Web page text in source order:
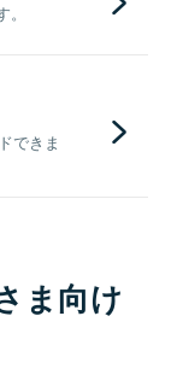
できま
ま向け